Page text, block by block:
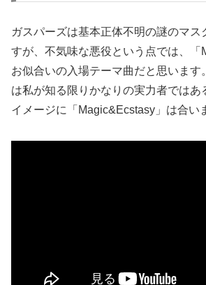
ガスパーズは基本正体不明の謎のマス
すが、不気味な悪役という点では、「
お似合いの入場テーマ曲だと思います
は私が知る限りかなりの実力者ではあ
イメージに「Magic&Ecstasy」は合い